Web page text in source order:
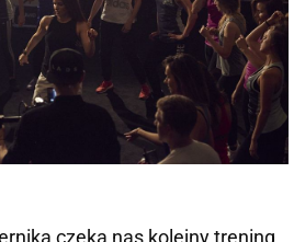
czeka nas kolejny trening.